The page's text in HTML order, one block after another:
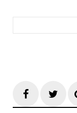
Facebook